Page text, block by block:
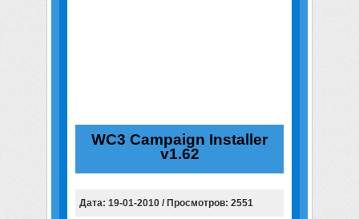
WC3 Campaign Installer
v1.62
Дата: 19-01-2010 / Просмотров: 2551